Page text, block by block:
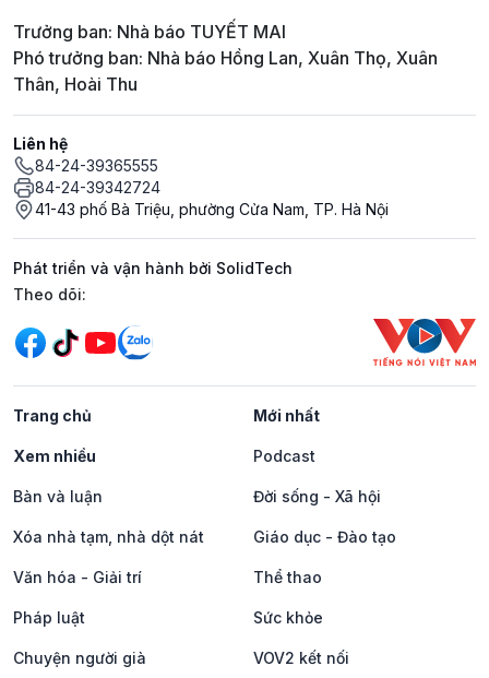
Trưởng ban: Nhà báo TUYẾT MAI
Phó trưởng ban: Nhà báo Hồng Lan, Xuân Thọ, Xuân
Thân, Hoài Thu
Liên hệ
84-24-39365555
84-24-39342724
41-43 phố Bà Triệu, phường Cửa Nam, TP. Hà Nội
Phát triển và vận hành bởi SolidTech
Mạng xã hội
Theo dõi:
Trang chủ Mới nhất
Xem nhiều Podcast
Bàn và luận Đời sống - Xã hội
Xóa nhà tạm, nhà dột nát Giáo dục - Đào tạo
Văn hóa - Giải trí Thể thao
Pháp luật Sức khỏe
Chuyện người già VOV2 kết nối